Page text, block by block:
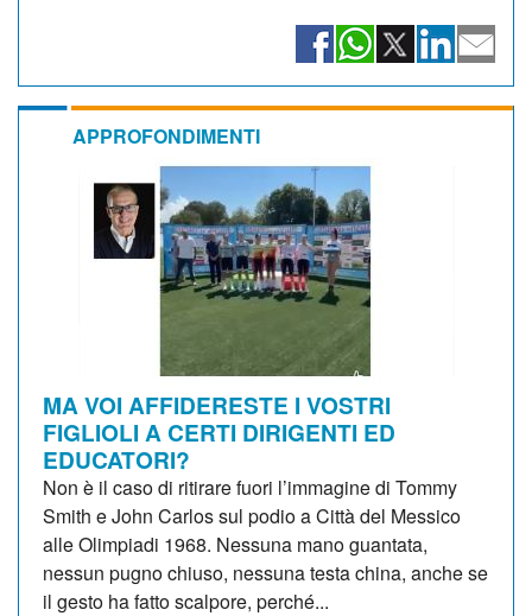
APPROFONDIMENTI
MA VOI AFFIDERESTE I VOSTRI
FIGLIOLI A CERTI DIRIGENTI ED
EDUCATORI?
Non è il caso di ritirare fuori l’immagine di Tommy
Smith e John Carlos sul podio a Città del Messico
alle Olimpiadi 1968. Nessuna mano guantata,
nessun pugno chiuso, nessuna testa china, anche se
il gesto ha fatto scalpore, perché...